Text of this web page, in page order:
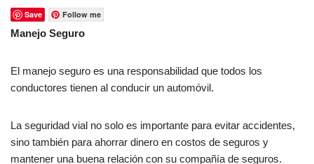
Save Follow me
Manejo Seguro
El manejo seguro es una responsabilidad que todos los
conductores tienen al conducir un automóvil.
La seguridad vial no solo es importante para evitar accidentes,
sino también para ahorrar dinero en costos de seguros y
mantener una buena relación con su compañía de seguros.